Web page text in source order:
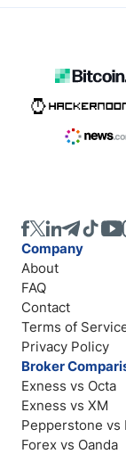
Company
About
FAQ
Contact
Terms of
Privacy Policy
Broker
Exness vs Octa
Exness vs XM
Pepperstone vs
Forex vs Oanda